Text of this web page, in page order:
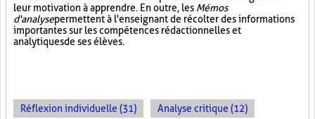
leur motivation à apprendre. En outre, les Mémos
d'analysepermettent à l'enseignant de récolter des informations
importantes sur les compétences rédactionnelles et
analytiques de ses élèves.
Réflexion individuelle (31) Analyse critique (12)